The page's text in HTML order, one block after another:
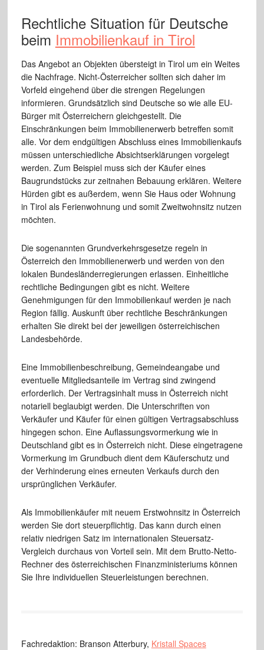
Rechtliche Situation für Deutsche
beim Immobilienkauf in Tirol
Das Angebot an Objekten übersteigt in Tirol um ein Weites
die Nachfrage. Nicht-Österreicher sollten sich daher im
Vorfeld eingehend über die strengen Regelungen
informieren. Grundsätzlich sind Deutsche so wie alle EU-
Bürger mit Österreichern gleichgestellt. Die
Einschränkungen beim Immobilienerwerb betreffen somit
alle. Vor dem endgültigen Abschluss eines Immobilienkaufs
müssen unterschiedliche Absichtserklärungen vorgelegt
werden. Zum Beispiel muss sich der Käufer eines
Baugrundstücks zur zeitnahen Bebauung erklären. Weitere
Hürden gibt es außerdem, wenn Sie Haus oder Wohnung
in Tirol als Ferienwohnung und somit Zweitwohnsitz nutzen
möchten.
Die sogenannten Grundverkehrsgesetze regeln in
Österreich den Immobilienerwerb und werden von den
lokalen Bundesländerregierungen erlassen. Einheitliche
rechtliche Bedingungen gibt es nicht. Weitere
Genehmigungen für den Immobilienkauf werden je nach
Region fällig. Auskunft über rechtliche Beschränkungen
erhalten Sie direkt bei der jeweiligen österreichischen
Landesbehörde.
Eine Immobilienbeschreibung, Gemeindeangabe und
eventuelle Mitgliedsanteile im Vertrag sind zwingend
erforderlich. Der Vertragsinhalt muss in Österreich nicht
notariell beglaubigt werden. Die Unterschriften von
Verkäufer und Käufer für einen gültigen Vertragsabschluss
hingegen schon. Eine Auflassungsvormerkung wie in
Deutschland gibt es in Österreich nicht. Diese eingetragene
Vormerkung im Grundbuch dient dem Käuferschutz und
der Verhinderung eines erneuten Verkaufs durch den
ursprünglichen Verkäufer.
Als Immobilienkäufer mit neuem Erstwohnsitz in Österreich
werden Sie dort steuerpflichtig. Das kann durch einen
relativ niedrigen Satz im internationalen Steuersatz-
Vergleich durchaus von Vorteil sein. Mit dem Brutto-Netto-
Rechner des österreichischen Finanzministeriums können
Sie Ihre individuellen Steuerleistungen berechnen.
Fachredaktion: Branson Atterbury, Kristall Spaces